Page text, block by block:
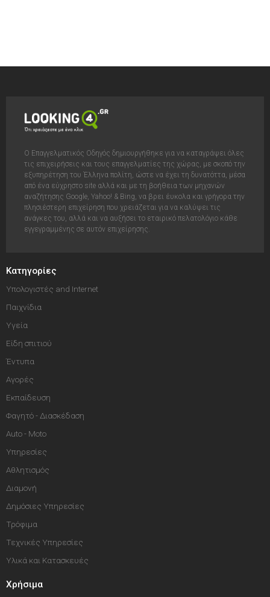
Ο Επαγγελματικός Οδηγός δημιουργήθηκε για να καταγράψει όλες
τις επιχειρήσεις και τους επαγγελματίες της χώρας, με σκοπό την
εξυπηρέτηση του Έλληνα πολίτη, ώστε να έχει τη δυνατόττα, μέσα
από ένα εύχρηστο site αλλά και με τη βοήθεια των μηχανών
αναζήτησης Google, Yahoo! & Bing, να βρει έυκολα και γρήγορα την
πλησιέστερη επιχείρηση που χρειάζεται για να καλύψει τις
ανάγκες του, αλλά και να αυξήσει το εταιρικό πελατολόγιο κάθε
εγγεγραμμένης σε αυτόν επιχείρησης.
Κατηγορίες
Υπολογιστές and Internet
Παιχνίδια
Υγεία
Είδη σπιτιού
Έντυπα
Αγορές
Εκπαίδευση
Φαγητό - Διασκέδαση
Auto - Moto
Υπηρεσίες
Αθλητισμός
Διαμονή
Δημόσιες Υπηρεσίες
Τρόφιμα
Τεχνικές Υπηρεσίες
Υλικά και Κατασκευές
Χρήσιμα